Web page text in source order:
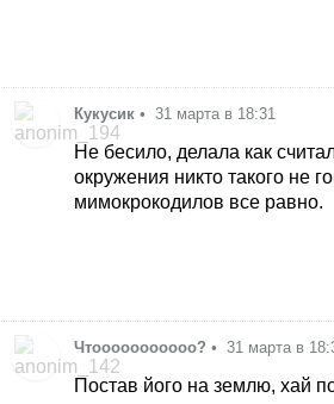
Кукусик • 31 марта в 18:31
Не бесило, делала как
окружения никто такого не
мимокрокодилов все равно.
Чтооооооооооо? • 31 марта в
Постав його на землю, хай